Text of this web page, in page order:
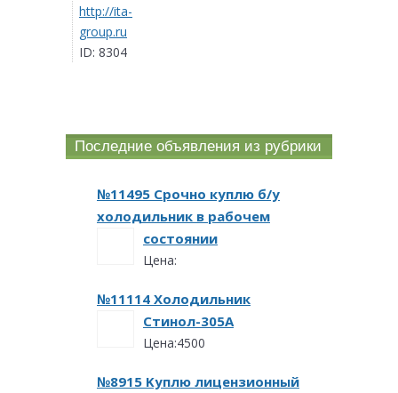
http://ita-
group.ru
ID: 8304
Последние объявления из рубрики
№11495 Срочно куплю б/у
холодильник в рабочем
состоянии
Цена:
№11114 Холодильник
Стинол-305А
Цена:4500
№8915 Kyплю лицeнзиoнный